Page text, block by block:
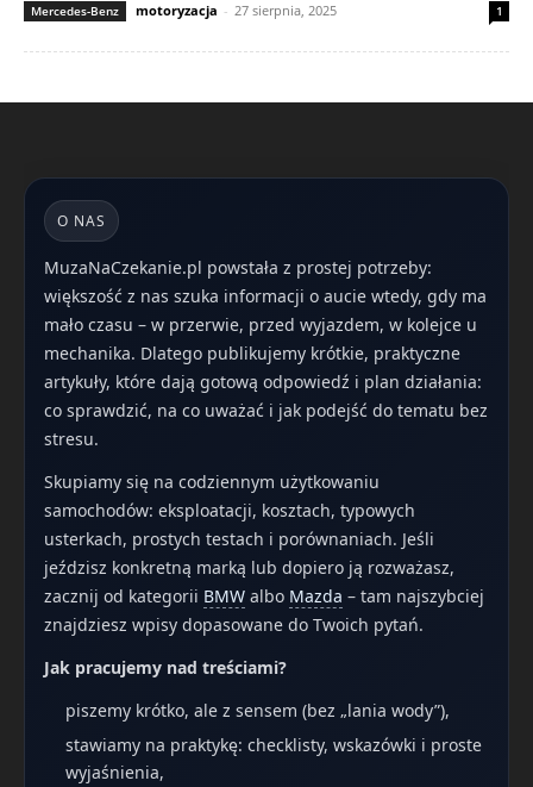
Mercedes-Benz motoryzacja - 27 sierpnia, 2025 1
O NAS
MuzaNaCzekanie.pl powstała z prostej potrzeby:
większość z nas szuka informacji o aucie wtedy, gdy ma
mało czasu – w przerwie, przed wyjazdem, w kolejce u
mechanika. Dlatego publikujemy krótkie, praktyczne
artykuły, które dają gotową odpowiedź i plan działania:
co sprawdzić, na co uważać i jak podejść do tematu bez
stresu.
Skupiamy się na codziennym użytkowaniu
samochodów: eksploatacji, kosztach, typowych
usterkach, prostych testach i porównaniach. Jeśli
jeździsz konkretną marką lub dopiero ją rozważasz,
zacznij od kategorii BMW albo Mazda – tam najszybciej
znajdziesz wpisy dopasowane do Twoich pytań.
Jak pracujemy nad treściami?
piszemy krótko, ale z sensem (bez „lania wody”),
stawiamy na praktykę: checklisty, wskazówki i proste
wyjaśnienia,